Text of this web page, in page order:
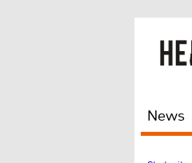
News